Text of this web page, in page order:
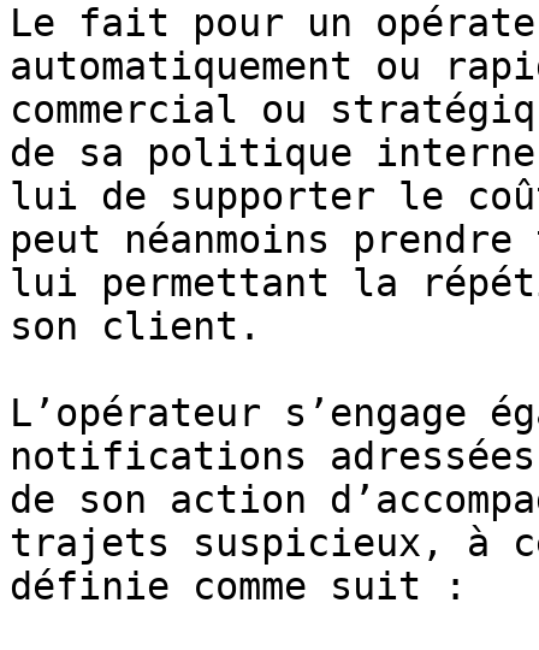
Le fait pour un
automatiquement ou
commercial ou
de sa politique
lui de supporter le
peut néanmoins
lui permettant la
son client.
L’opérateur s’engage
notifications
de son action
trajets suspicieux, à
définie comme suit :